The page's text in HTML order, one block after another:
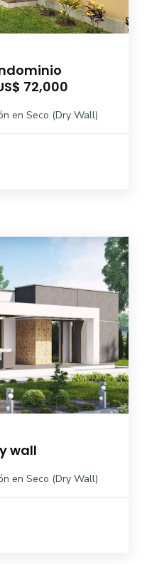
72,000
en Seco (Dry Wall)
wall
en Seco (Dry Wall)